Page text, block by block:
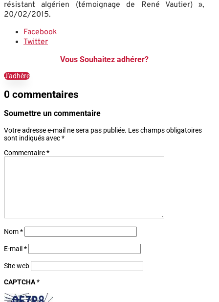
résistant algérien (témoignage de René Vautier) »,
20/02/2015.
Facebook
Twitter
Vous Souhaitez adhérer?
J'adhère
0 commentaires
Soumettre un commentaire
Votre adresse e-mail ne sera pas publiée. Les champs obligatoires
sont indiqués avec*
Commentaire*
Nom*
E-mail *
Site web
CAPTCHA*